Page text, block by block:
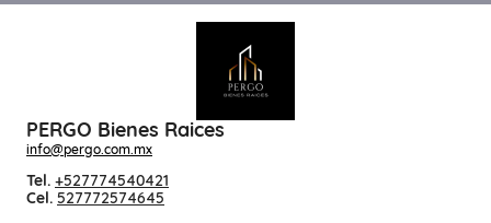
PERGO Bienes Raices
info@pergo.com.mx
Tel. +527774540421
Cel. 527772574645